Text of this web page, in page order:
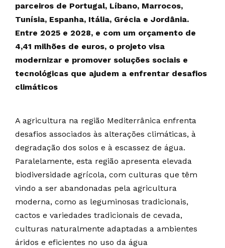
parceiros de Portugal, Líbano, Marrocos,
Tunísia, Espanha, Itália, Grécia e Jordânia.
Entre 2025 e 2028, e com um orçamento de
4,41 milhões de euros, o projeto visa
modernizar e promover soluções sociais e
tecnológicas que ajudem a enfrentar desafios
climáticos
A agricultura na região Mediterrânica enfrenta
desafios associados às alterações climáticas, à
degradação dos solos e à escassez de água.
Paralelamente, esta região apresenta elevada
biodiversidade agrícola, com culturas que têm
vindo a ser abandonadas pela agricultura
moderna, como as leguminosas tradicionais,
cactos e variedades tradicionais de cevada,
culturas naturalmente adaptadas a ambientes
áridos e eficientes no uso da água